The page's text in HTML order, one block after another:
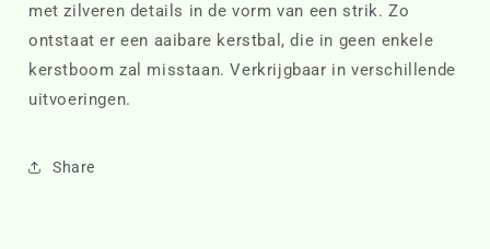
met zilveren details in de vorm van een strik. Zo
ontstaat er een aaibare kerstbal, die in geen enkele
kerstboom zal misstaan. Verkrijgbaar in verschillende
uitvoeringen.
Share